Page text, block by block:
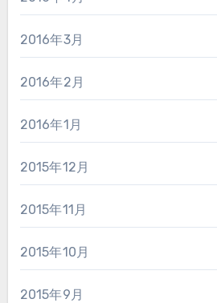
2016年3月
2016年2月
2016年1月
2015年12月
2015年11月
2015年10月
2015年9月